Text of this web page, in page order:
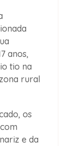
anos,
tio na
rural
os
e da